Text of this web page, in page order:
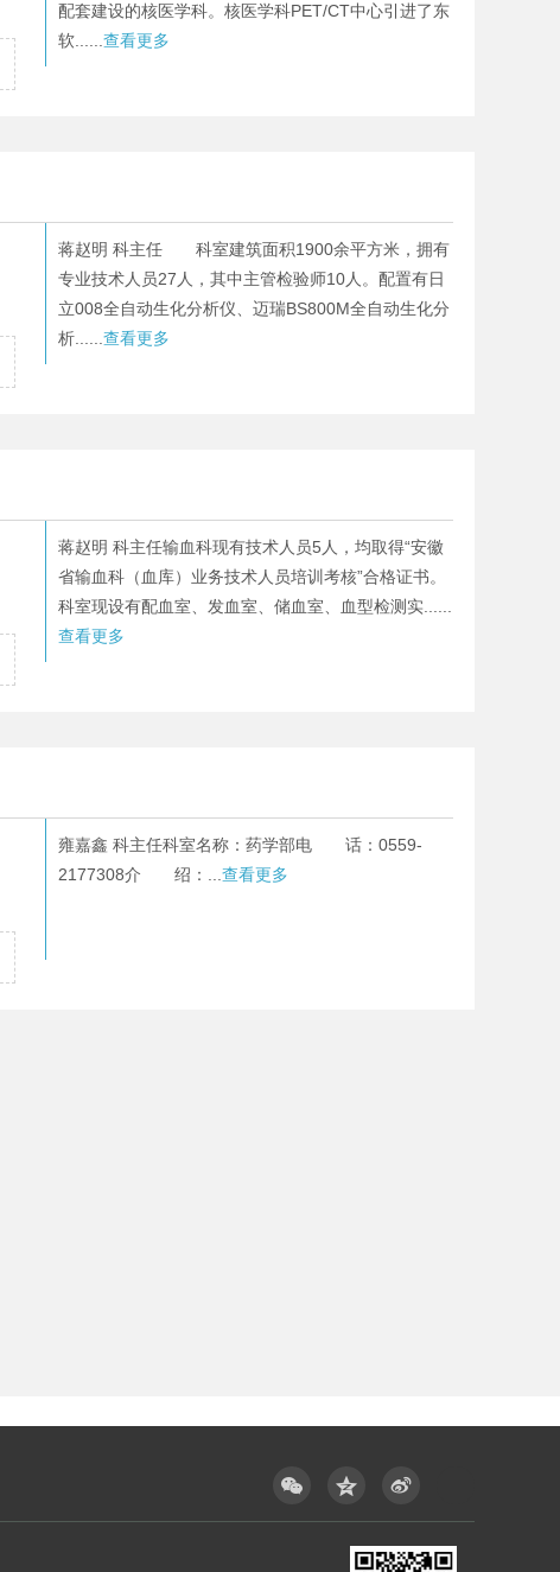
配套建设的核医学科。核医学科PET/CT中心引进了东
软...... 查看更多
蒋赵明 科主任 科室建筑面积1900余平方米，拥有
专业技术人员27人，其中主管检验师10人。配置有日
立008全自动生化分析仪、迈瑞BS800M全自动生化分
析...... 查看更多
蒋赵明 科主任输血科现有技术人员5人，均取得“安徽
省输血科（血库）业务技术人员培训考核”合格证书。
科室现设有配血室、发血室、储血室、血型检测实......
查看更多
雍嘉鑫 科主任科室名称：药学部电 话：0559-
2177308介 绍：... 查看更多
  